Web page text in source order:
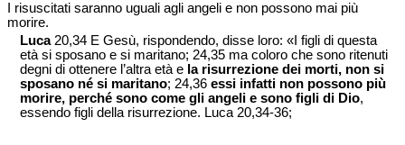
I risuscitati saranno uguali agli angeli e non possono mai più
morire.
Luca20,34 E Gesù, rispondendo, disse loro: «I figli di questa
età si sposano e si maritano; 24,35 ma coloro che sono ritenuti
degni di ottenere l’altra età e la risurrezione dei morti, non si
sposano né si maritano; 24,36 essi infatti non possono più
morire, perché sono come gli angeli e sono figli di Dio,
essendo figli della risurrezione. Luca 20,34-36;